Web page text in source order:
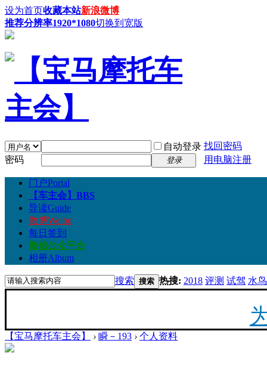
设为首页收藏本站新浪微博
推荐分辨率1920*1080切换到宽版
自动登录 找回密码
密码
登录 用电脑注册
门户Portal
【车主会】 BBS
导读Guide
微博Weibo
每日签到
微信公众平台
相册Album
搜索 搜索 热搜: 2018 评测 试驾 水鸟
【宝马摩托车主会】 › 瞬－193 › 个人资料